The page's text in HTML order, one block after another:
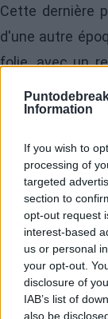
Information
If you wish to
processing of
targeted
section to
opt-out request
interest-based
us or personal
your opt-out.
disclosure of
IAB’s list of
also be
Cette dernière
d'une autre
folie, avec un
hautes et
tennis n'est
privilégiés,
pour une
ce qui finit par
joue
Elle brise au
faute qui coûte